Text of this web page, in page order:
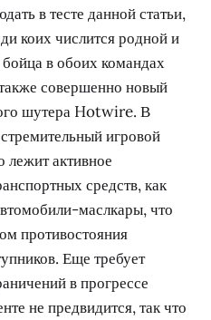
в тесте данной статьи,
коих числится родной и
в обоих командах
совершенно новый
шутера Hotwire. В
игровой
лежит активное
средств, как
маслкары, что
противостояния
Еще требует
в прогрессе
не предвидится, так что